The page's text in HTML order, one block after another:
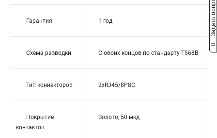
Гарантия 1 год
Схема разводки С обоих концов по стандарту T568B
Тип коннекторов 2xRJ45/8P8C
Покрытие
контактов
Золото, 50 мкд
Задать вопрос